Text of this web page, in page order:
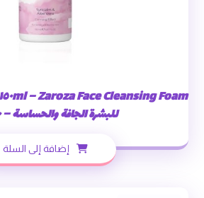
للبشرة الجافة والحساسة – ١٥٠مل
إضافة إلى السلة